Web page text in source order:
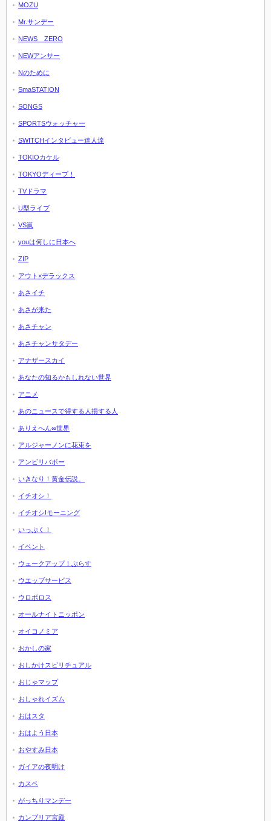
MOZU
Mr.サンデー
NEWS ZERO
NEWアンサー
Nのために
SmaSTATION
SONGS
SPORTSウォッチャー
SWITCHインタビュー達人達
TOKIOカケル
TOKYOディープ！
TVドラマ
U型ライブ
VS嵐
youは何しに日本へ
ZIP
アウト×デラックス
あさイチ
あさが来た
あさチャン
あさチャンサタデー
アナザースカイ
あなたの知るかもしれない世界
アニメ
あのニュースで得する人損する人
ありえへん∞世界
アルジャーノンに花束を
アンビリバボー
いきなり！黄金伝説。
イチオシ！
イチオシ!モーニング
いっぷく！
イベント
ウェークアップ！ぷらす
ウエッブサービス
ウロボロス
オールナイトニッポン
オイコノミア
おかしの家
おしかけスピリチュアル
おじゃマップ
おしゃれイズム
おはスタ
おはよう日本
おやすみ日本
ガイアの夜明け
カスペ
がっちりマンデー
カンブリア宮殿